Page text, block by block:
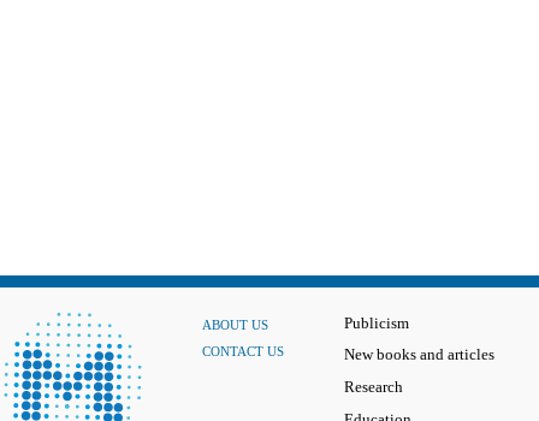
ABOUT US
CONTACT US
Publicism
New books and articles
Research